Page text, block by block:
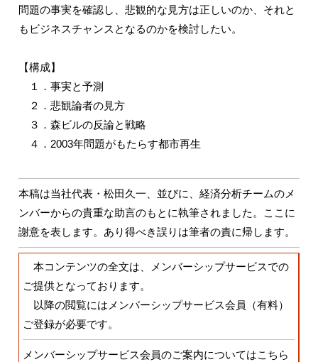
問題の事実を確認し、悲観的な見方は正しいのか、それと
もビジネスチャンスとなるのかを検討したい。
【構成】
１．事実と予測
２．悲観論者の見方
３．森ビルの反論と戦略
４．2003年問題がもたらす都市再生
本稿は当社代表・松田久一、並びに、経済分析チームのメ
ンバーからの貴重な助言のもとに執筆されました。ここに
謝意を表します。あり得べき誤りは筆者の責に帰します。
本コンテンツの全文は、メンバーシップサービスでの
ご提供となっております。
以降の閲覧にはメンバーシップサービス会員（有料）
ご登録が必要です。
メンバーシップサービス会員のご案内についてはこちら